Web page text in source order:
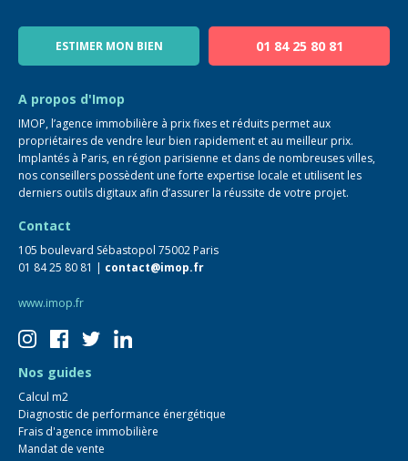
Blog
ESTIMER MON BIEN 01 84 25 80 81
A propos d'Imop
IMOP, l’agence immobilière à prix fixes et réduits permet aux
propriétaires de vendre leur bien rapidement et au meilleur prix.
Implantés à Paris, en région parisienne et dans de nombreuses villes,
nos conseillers possèdent une forte expertise locale et utilisent les
derniers outils digitaux afin d’assurer la réussite de votre projet.
Contact
105 boulevard Sébastopol 75002 Paris
01 84 25 80 81 | contact@imop.fr
www.imop.fr
Nos guides
Calcul m2
Diagnostic de performance énergétique
Frais d'agence immobilière
Mandat de vente